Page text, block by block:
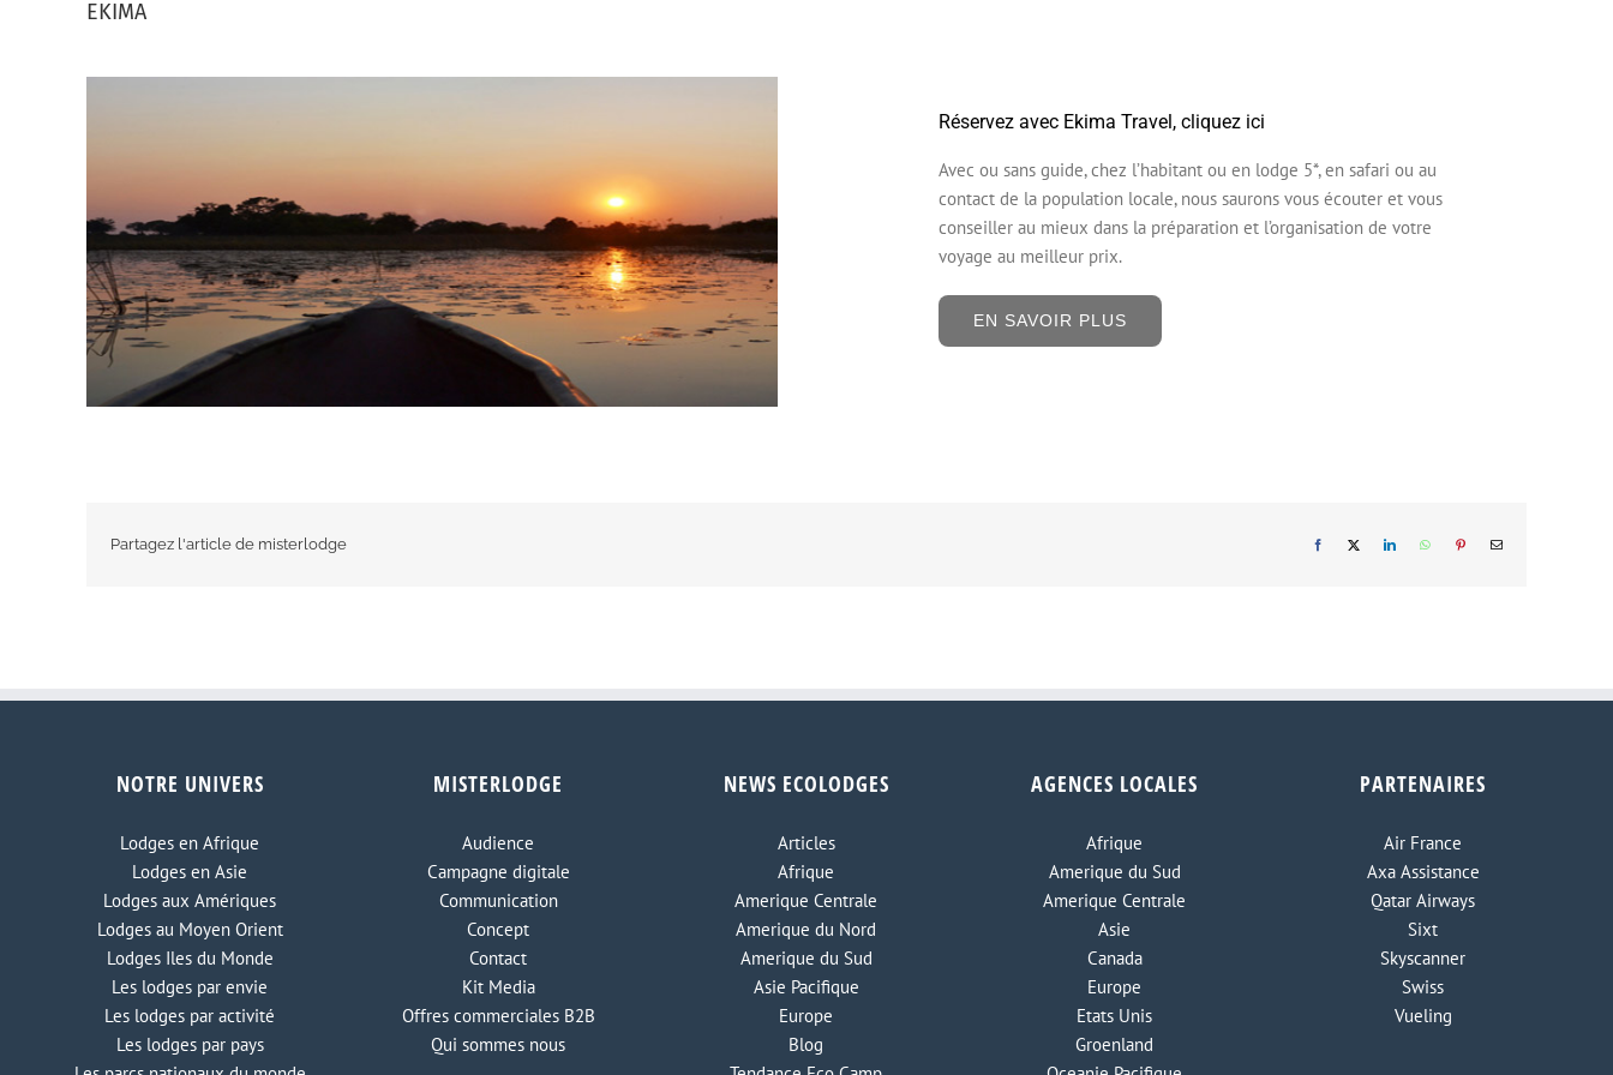
EKIMA
Réservez avec Ekima Travel, cliquez ici
Avec ou sans guide, chez l’habitant ou en lodge 5*, en safari ou au
contact de la population locale, nous saurons vous écouter et vous
conseiller au mieux dans la préparation et l’organisation de votre
voyage au meilleur prix.
EN SAVOIR PLUS
Partagez l'article de misterlodge Facebook LinkedInWhatsAppPinterestEmail
NOTRE UNIVERS
Lodges en Afrique
Lodges en Asie
Lodges aux Amériques
Lodges au Moyen Orient
Lodges Iles du Monde
Les lodges par envie
Les lodges par activité
Les lodges par pays
MISTERLODGE
Audience
Campagne digitale
Communication
Concept
Contact
Kit Media
Offres commerciales B2B
Qui sommes nous
NEWS ECOLODGES
Articles
Afrique
Amerique Centrale
Amerique du Nord
Amerique du Sud
Asie Pacifique
Europe
Blog
AGENCES LOCALES
Afrique
Amerique du Sud
Amerique Centrale
Asie
Canada
Europe
Etats Unis
Groenland
PARTENAIRES
Air France
Axa Assistance
Qatar Airways
Sixt
Skyscanner
Swiss
Vueling